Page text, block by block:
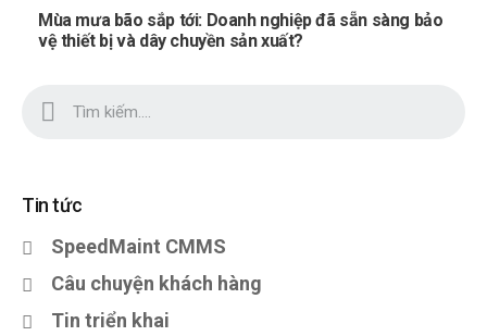
Mùa mưa bão sắp tới: Doanh nghiệp đã sẵn sàng bảo
vệ thiết bị và dây chuyền sản xuất?
Tin tức
SpeedMaint CMMS
Câu chuyện khách hàng
Tin triển khai